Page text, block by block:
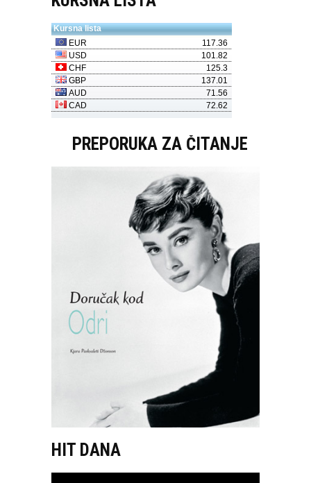
PREPORUKA ZA ČITANJE
HIT DANA